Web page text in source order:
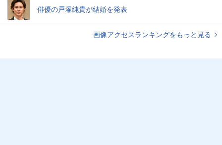
俳優の戸塚純貴が結婚を発表
画像アクセスランキングをもっと見る